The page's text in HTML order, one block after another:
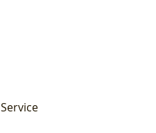
Service